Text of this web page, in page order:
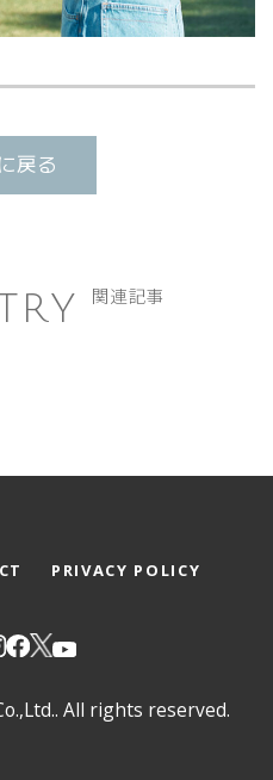
戻る
関連記事
PRIVACY POLICY
All rights reserved.